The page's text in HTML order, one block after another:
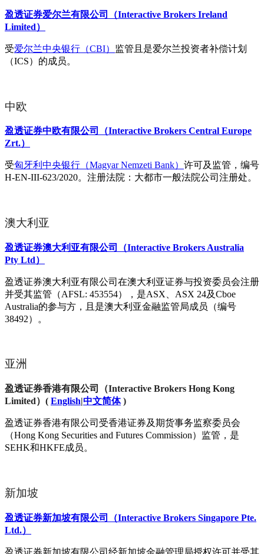
盈透证券爱尔兰有限公司（Interactive Brokers Ireland
Limited）
受爱尔兰中央银行（CBI） 监管且是爱尔兰投资者补偿计划
（ICS）的成员。
中欧
盈透证券中欧有限公司（Interactive Brokers Central Europe
Zrt.）
受匈牙利中央银行（Magyar Nemzeti Bank） 许可及监管，编号
H-EN-III-623/2020。注册法院：大都市一般法院公司注册处。
澳大利亚
盈透证券澳大利亚有限公司（Interactive Brokers Australia
Pty Ltd）
盈透证券澳大利亚有限公司在澳大利亚证券与投资委员会注册
并受其监管（AFSL: 453554），是ASX、ASX 24及Cboe
Australia的参与方，且是澳大利亚金融监管局成员（编号
38492）。
亚洲
盈透证券香港有限公司（Interactive Brokers Hong Kong
Limited） ( English|中文简体)
盈透证券香港有限公司受香港证券及期货事务监察委员会
（Hong Kong Securities and Futures Commission）监管，是
SEHK和HKFE成员。
新加坡
盈透证券新加坡有限公司（Interactive Brokers Singapore Pte.
Ltd.）
盈透证券新加坡有限公司经新加坡金融管理局授权许可并受其